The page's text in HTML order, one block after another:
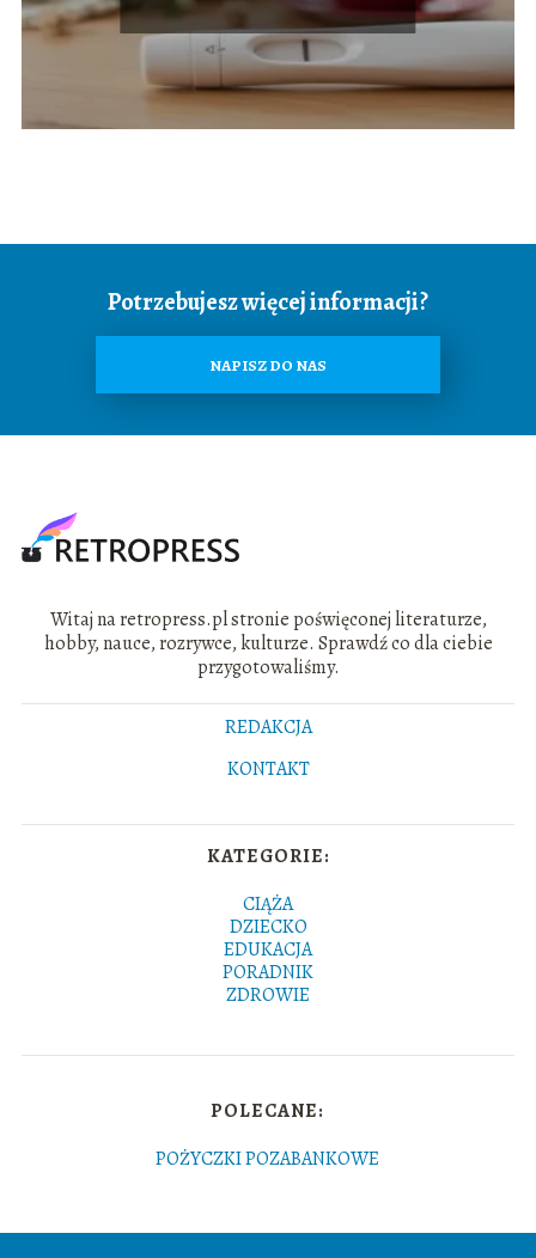
Potrzebujesz więcej informacji?
NAPISZ DO NAS
Witaj na retropress.pl stronie poświęconej literaturze,
hobby, nauce, rozrywce, kulturze. Sprawdź co dla ciebie
przygotowaliśmy.
REDAKCJA
KONTAKT
KATEGORIE:
CIĄŻA
DZIECKO
EDUKACJA
PORADNIK
ZDROWIE
POLECANE:
POŻYCZKI POZABANKOWE